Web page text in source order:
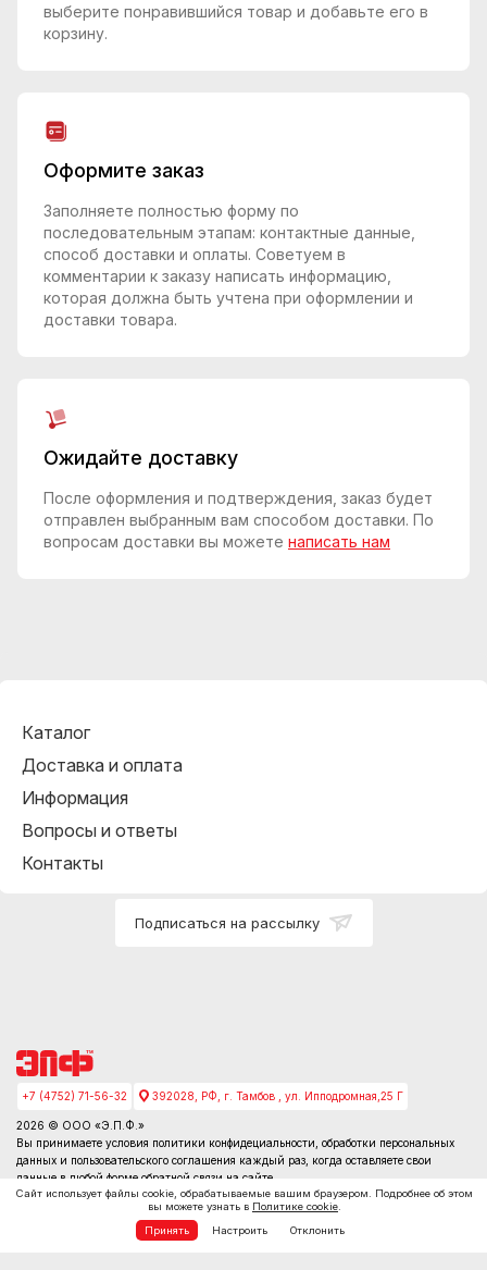
выберите понравившийся товар и добавьте его в
корзину.
Оформите заказ
Заполняете полностью форму по
последовательным этапам: контактные данные,
способ доставки и оплаты. Советуем в
комментарии к заказу написать информацию,
которая должна быть учтена при оформлении и
доставки товара.
Ожидайте доставку
После оформления и подтверждения, заказ будет
отправлен выбранным вам способом доставки. По
вопросам доставки вы можете написать нам
Каталог
Доставка и оплата
Информация
Вопросы и ответы
Контакты
Подписаться на рассылку
+7 (4752) 71-56-32 392028, РФ, г. Тамбов , ул. Ипподромная,25 Г
2026 © ООО «Э.П.Ф.»
Вы принимаете условия политики конфидециальности , обработки персональных
данных и пользовательского соглашения каждый раз, когда оставляете свои
данные в любой форме обратной связи на сайте
Сайт использует файлы cookie, обрабатываемые вашим браузером. Подробнее об этом
вы можете узнать в Политике cookie
Принять
Настроить Отклонить